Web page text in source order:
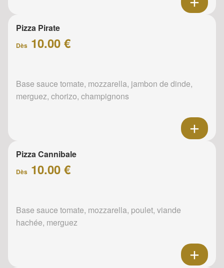
Pizza Pirate
Dès 10.00 €
Base sauce tomate, mozzarella, jambon de dinde,
merguez, chorizo, champignons
Pizza Cannibale
Dès 10.00 €
Base sauce tomate, mozzarella, poulet, viande
hachée, merguez